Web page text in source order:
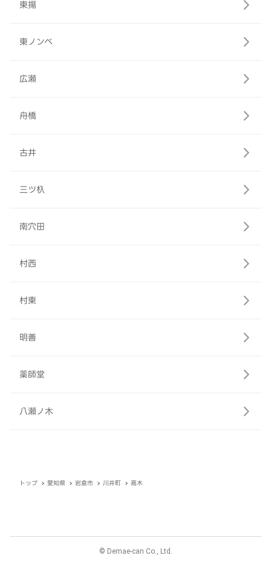
東揚
東ノンベ
広瀬
舟橋
古井
三ツ杁
南穴田
村西
村東
明善
薬師堂
八瀬ノ木
トップ 愛知県 岩倉市 川井町 高木
© Demae-can Co., Ltd.